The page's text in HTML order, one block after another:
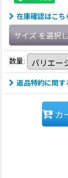
在庫確認はこち
サイズ を選択
数量:
返品特約に関す
カ